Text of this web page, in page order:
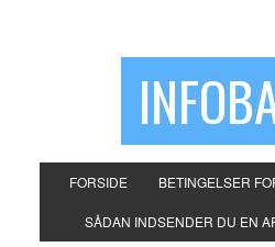
FORSIDE BETINGELSER
SÅDAN INDSENDER DU EN